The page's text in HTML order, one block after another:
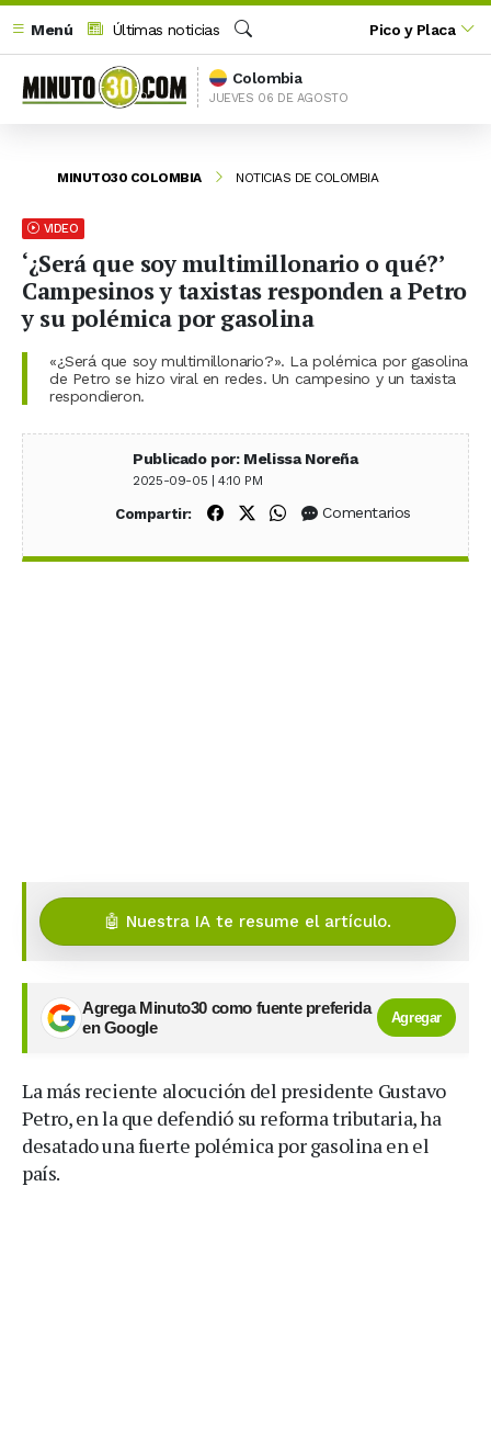
Menú
Últimas noticias
Buscar
Pico y Placa
Colombia
JUEVES 06 DE AGOSTO
MINUTO30 COLOMBIA NOTICIAS DE COLOMBIA
VIDEO
‘¿Será que soy multimillonario o qué?’
Campesinos y taxistas responden a Petro
y su polémica por gasolina
«¿Será que soy multimillonario?». La polémica por gasolina
de Petro se hizo viral en redes. Un campesino y un taxista
respondieron.
Publicado por: Melissa Noreña
2025-09-05 | 4:10 PM
Compartir: Compartir en Facebook
Compartir en X (Twitter)
Compartir en WhatsApp
Comentarios
🤖 Nuestra IA te resume el artículo.
Agrega Minuto30 como fuente preferida
en Google
Agregar
La más reciente alocución del presidente Gustavo
Petro, en la que defendió su reforma tributaria, ha
desatado una fuerte polémica por gasolina en el
país.